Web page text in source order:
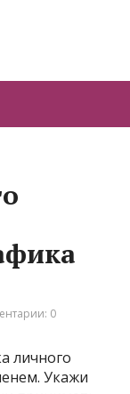
0
личного
Укажи